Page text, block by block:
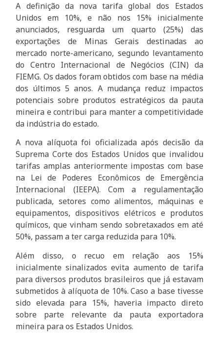
A definição da nova tarifa global dos Estados
Unidos em 10%, e não nos 15% inicialmente
anunciados, resguarda um quarto (25%) das
exportações de Minas Gerais destinadas ao
mercado norte-americano, segundo levantamento
do Centro Internacional de Negócios (CIN) da
FIEMG. Os dados foram obtidos com base na média
dos últimos 5 anos. A mudança reduz impactos
potenciais sobre produtos estratégicos da pauta
mineira e contribui para manter a competitividade
da indústria do estado.
A nova alíquota foi oficializada após decisão da
Suprema Corte dos Estados Unidos que invalidou
tarifas amplas anteriormente impostas com base
na Lei de Poderes Econômicos de Emergência
Internacional (IEEPA). Com a regulamentação
publicada, setores como alimentos, máquinas e
equipamentos, dispositivos elétricos e produtos
químicos, que vinham sendo sobretaxados em até
50%, passam a ter carga reduzida para 10%.
Além disso, o recuo em relação aos 15%
inicialmente sinalizados evita aumento de tarifa
para diversos produtos brasileiros que já estavam
submetidos à alíquota de 10%. Caso a base tivesse
sido elevada para 15%, haveria impacto direto
sobre parte relevante da pauta exportadora
mineira para os Estados Unidos.